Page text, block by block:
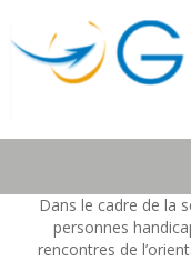
Dans le cadre de la
personnes
rencontres de